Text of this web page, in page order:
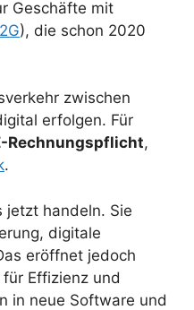
Geschäfte mit
), die schon 2020
zwischen
erfolgen. Für
Rechnungspflicht,
.
jetzt handeln. Sie
digitale
eröffnet jedoch
Effizienz und
in neue Software und